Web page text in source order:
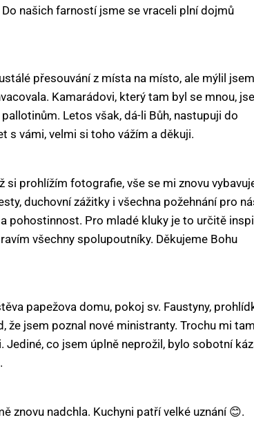
našich farností jsme se vraceli plní dojmů
přesouvání z místa na místo, ale mýlil
Kamarádovi, který tam byl se mnou,
Letos však, dá-li Bůh, nastupuji do
s vámi, velmi si toho vážím a děkuji.
prohlížím fotografie, vše se mi znovu
duchovní zážitky i všechna požehnání pro
pohostinnost. Pro mladé kluky je to určitě
všechny spolupoutníky. Děkujeme Bohu
papežova domu, pokoj sv. Faustyny,
že jsem poznal nové ministranty. Trochu mi tam
co jsem úplně neprožil, bylo sobotní
znovu nadchla. Kuchyni patří velké uznání 😊.